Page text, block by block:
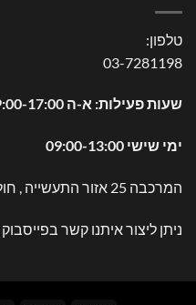
טלפון:
03-7281198
שעות פעילות: א-ה 09:00-17:00,
ימי שישי 09:00-13:00
המרכבה 25 אזור התעשייה , חולון
ניתן ליצור איתנו קשר בפייסבוק